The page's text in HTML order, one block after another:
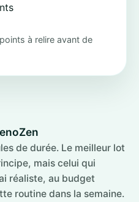
à relire avant de
de durée. Le meilleur lot
mais celui qui
réaliste, au budget
routine dans la semaine.